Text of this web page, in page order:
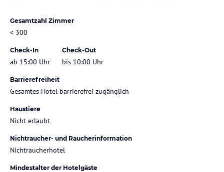
Gesamtzahl Zimmer
< 300
Check-In
ab 15:00 Uhr
Check-Out
bis 10:00 Uhr
Barrierefreiheit
Gesamtes Hotel barrierefrei zugänglich
Haustiere
Nicht erlaubt
Nichtraucher- und Raucherinformation
Nichtraucherhotel
Mindestalter der Hotelgäste